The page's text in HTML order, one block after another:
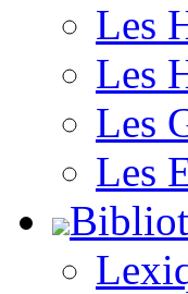
Les
Les
Les
Les